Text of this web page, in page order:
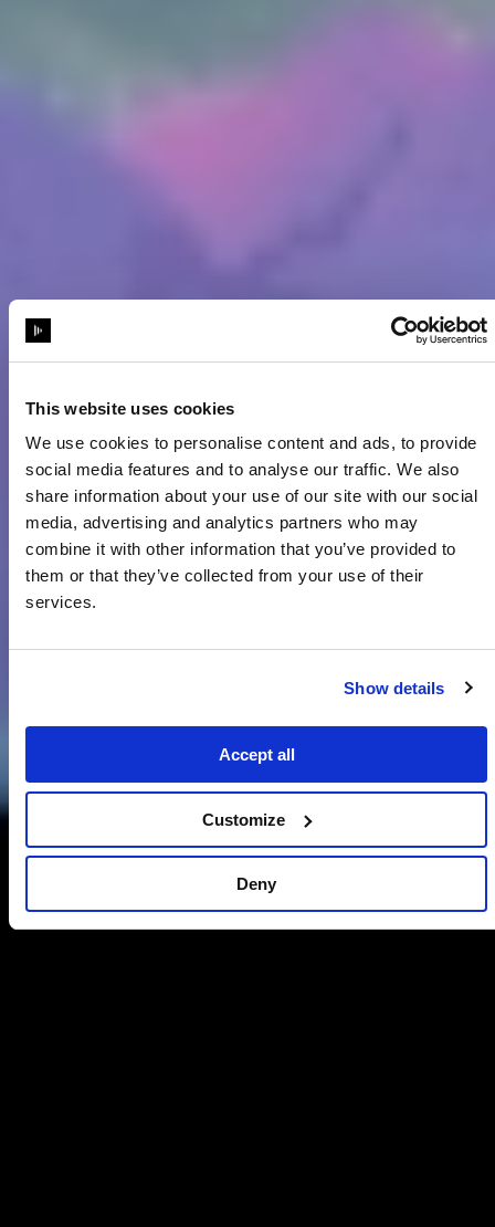
This website uses cookies
We use cookies to personalise content and ads, to provide
social media features and to analyse our traffic. We also
share information about your use of our site with our social
media, advertising and analytics partners who may
combine it with other information that you’ve provided to
them or that they’ve collected from your use of their
services.
Show details
Accept all
Customize
Deny